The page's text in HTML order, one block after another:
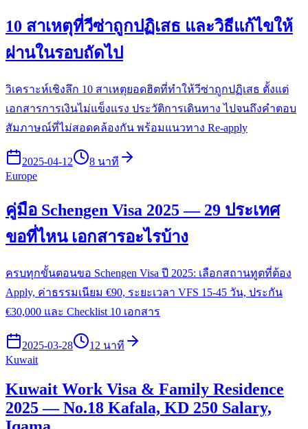
10 สาเหตุที่วีซ่าถูกปฏิเสธ และวิธีแก้ไขให้
ผ่านในรอบถัดไป
วิเคราะห์เชิงลึก 10 สาเหตุยอดฮิตที่ทำให้วีซ่าถูกปฏิเสธ ตั้งแต่
เอกสารการเงินไม่แข็งแรง ประวัติการเดินทาง ไปจนถึงคำตอบ
สัมภาษณ์ที่ไม่สอดคล้องกัน พร้อมแนวทาง Re-apply
2025-04-12
8 นาที
Europe
คู่มือ Schengen Visa 2025 — 29 ประเทศ
ขอที่ไหน เอกสารอะไรบ้าง
ครบทุกขั้นตอนขอ Schengen Visa ปี 2025: เลือกสถานทูตที่ต้อง
Apply, ค่าธรรมเนียม €90, ระยะเวลา VFS 15-45 วัน, ประกัน
€30,000 และ Checklist 10 เอกสาร
2025-03-28
12 นาที
Kuwait
Kuwait Work Visa & Family Residence
2025 — No.18 Kafala, KD 250 Salary,